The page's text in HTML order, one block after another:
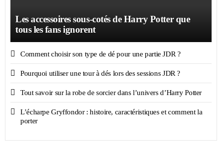
Les accessoires sous-cotés de Harry Potter que
tous les fans ignorent
Comment choisir son type de dé pour une partie JDR ?
Pourquoi utiliser une tour à dés lors des sessions JDR ?
Tout savoir sur la robe de sorcier dans l’univers d’Harry Potter
L’écharpe Gryffondor : histoire, caractéristiques et comment la
porter